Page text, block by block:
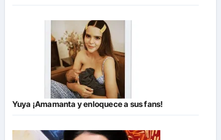
Yuya ¡Amamanta y enloquece a sus fans!